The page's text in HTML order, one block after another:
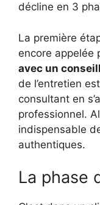
décline en 3
La première
encore appelée
avec un
de l’entretien
consultant en
professionnel.
indispensable
authentiques.
La phase